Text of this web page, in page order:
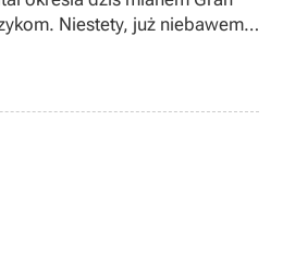
Niestety, już niebawem